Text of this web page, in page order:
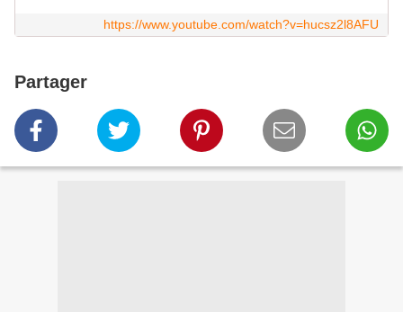
https://www.youtube.com/watch?v=hucsz2l8AFU
Partager